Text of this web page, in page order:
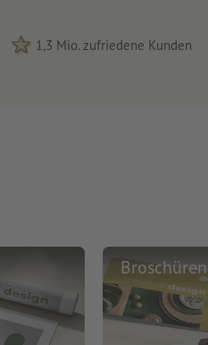
1,3 Mio. zufriedene Kunden
Broschüren